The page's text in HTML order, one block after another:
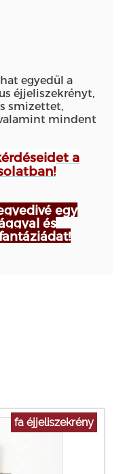
egyedül a
éjjeliszekrényt,
smizettet,
mindent
a
egy
és
fa éjjeliszekrény